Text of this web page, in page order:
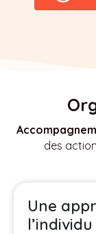
des
Une
l’individu